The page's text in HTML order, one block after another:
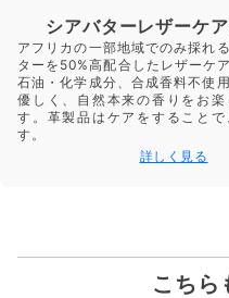
シアバターレザーケ
アフリカの一部地域でのみ採れ
ターを50%高配合したレザーケ
石油・化学成分、合成香料不使
優しく、自然本来の香りをお楽
す。革製品はケアをすることで
す。
詳しく見る
こちら